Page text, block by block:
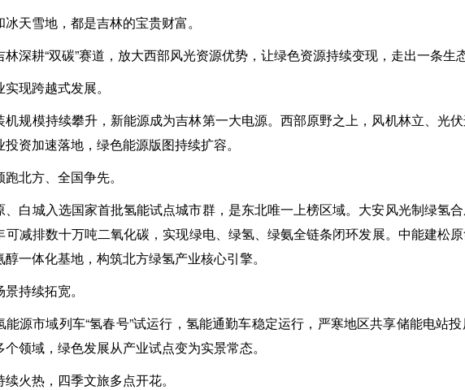
天雪地，都是吉林的宝贵财富。
深耕“双碳”赛道，放大西部风光资源优势，让绿色资源持续变现，走出一条生
现跨越式发展。
机规模持续攀升，新能源成为吉林第一大电源。西部原野之上，风机林立、光
资加速落地，绿色能源版图持续扩容。
北方、全国争先。
、白城入选国家首批氢能试点城市群，是东北唯一上榜区域。大安风光制绿氢
可减排数十万吨二氧化碳，实现绿电、绿氢、绿氨全链条闭环发展。中能建松
一体化基地，构筑北方绿氢产业核心引擎。
持续拓宽。
能源市域列车“氢春号”试运行，氢能通勤车稳定运行，严寒地区共享储能电站投
领域，绿色发展从产业试点变为实景常态。
火热，四季文旅多点开花。